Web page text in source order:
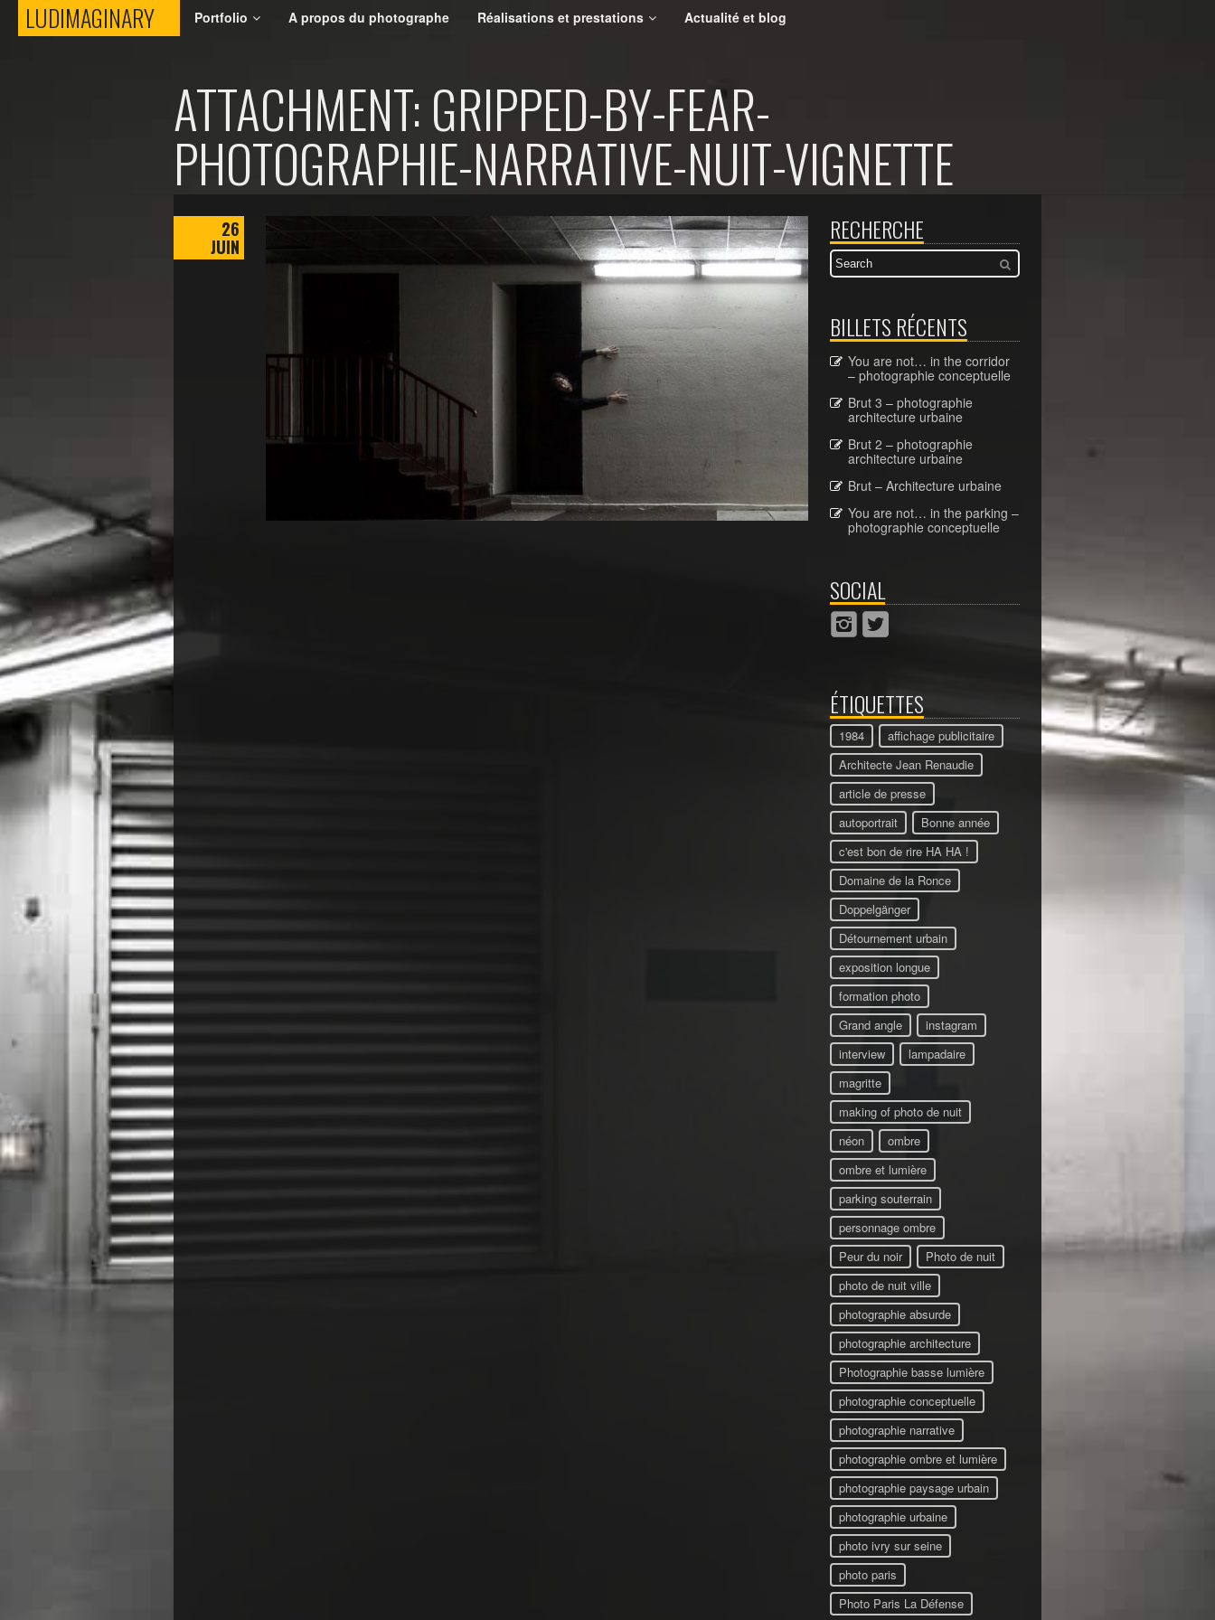
LUDIMAGINARYLUDIMAGINARY
Portfolio A propos du photographe Réalisations et prestations Actualité et blog
ATTACHMENT: GRIPPED-BY-FEAR-
PHOTOGRAPHIE-NARRATIVE-NUIT-VIGNETTE
26
JUIN
RECHERCHE
BILLETS RÉCENTS
You are not… in the corridor
– photographie conceptuelle
Brut 3 – photographie
architecture urbaine
Brut 2 – photographie
architecture urbaine
Brut – Architecture urbaine
You are not… in the parking –
photographie conceptuelle
SOCIAL
ÉTIQUETTES
1984
affichage publicitaire
Architecte Jean Renaudie
article de presse
autoportrait
Bonne année
c'est bon de rire HA HA !
Domaine de la Ronce
Doppelgänger
Détournement urbain
exposition longue
formation photo
Grand angle
instagram
interview
lampadaire
magritte
making of photo de nuit
néon
ombre
ombre et lumière
parking souterrain
personnage ombre
Peur du noir
Photo de nuit
photo de nuit ville
photographie absurde
photographie architecture
Photographie basse lumière
photographie conceptuelle
photographie narrative
photographie ombre et lumière
photographie paysage urbain
photographie urbaine
photo ivry sur seine
photo paris
Photo Paris La Défense